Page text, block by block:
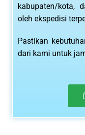
kabupaten/kota,
oleh ekspedisi
Pastikan
dari kami untuk